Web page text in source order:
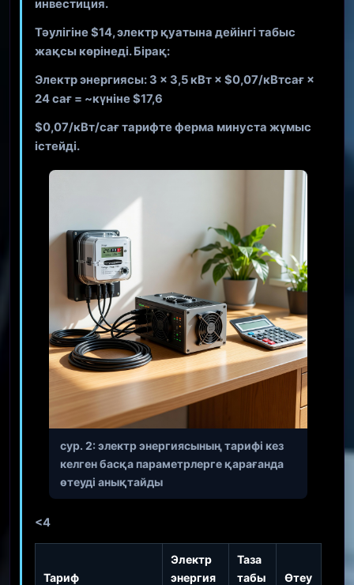
инвестиция.
Тәулігіне $14, электр қуатына дейінгі табыс
жақсы көрінеді. Бірақ:
Электр энергиясы: 3 × 3,5 кВт × $0,07/кВтсағ ×
24 сағ = ~күніне $17,6
$0,07/кВт/сағ тарифте ферма минуста жұмыс
істейді.
сур. 2: электр энергиясының тарифі кез
келген басқа параметрлерге қарағанда
өтеуді анықтайды
<4
Тариф
Электр
энергия
Таза
табы
Өтеу